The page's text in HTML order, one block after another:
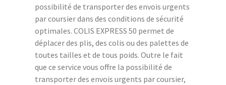
possibilité de transporter des envois urgents
par coursier dans des conditions de sécurité
optimales. COLIS EXPRESS 50 permet de
déplacer des plis, des colis ou des palettes de
toutes tailles et de tous poids. Outre le fait
que ce service vous offre la possibilité de
transporter des envois urgents par coursier,